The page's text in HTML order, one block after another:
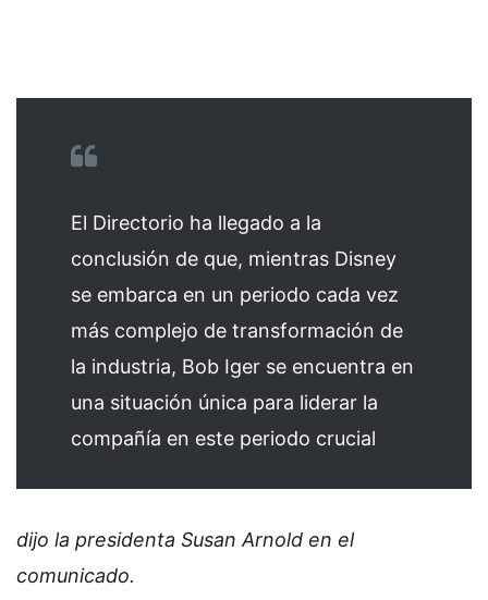
El Directorio ha llegado a la
conclusión de que, mientras Disney
se embarca en un periodo cada vez
más complejo de transformación de
la industria, Bob Iger se encuentra en
una situación única para liderar la
compañía en este periodo crucial
dijo la presidenta Susan Arnold en el
comunicado.